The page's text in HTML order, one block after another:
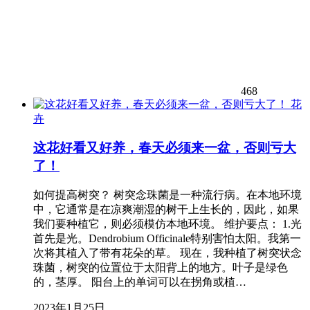
468
花
卉
这花好看又好养，春天必须来一盆，否则亏大
了！
如何提高树突？ 树突念珠菌是一种流行病。在本地环境
中，它通常是在凉爽潮湿的树干上生长的，因此，如果
我们要种植它，则必须模仿本地环境。 维护要点： 1.光
首先是光。Dendrobium Officinale特别害怕太阳。我第一
次将其植入了带有花朵的草。 现在，我种植了树突状念
珠菌，树突的位置位于太阳背上的地方。叶子是绿色
的，茎厚。 阳台上的单词可以在拐角或植…
2023年1月25日